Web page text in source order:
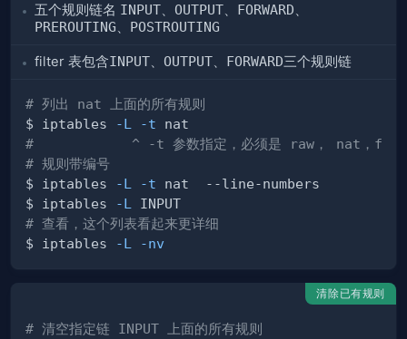
五个规则链名 INPUT、 OUTPUT、 FORWARD、
PREROUTING、 POSTROUTING
filter 表包含INPUT、 OUTPUT、 FORWARD三个规则链
# 列出 nat 上面的所有规则
$ iptables
-L -t
#            ^ -t 参数指定，必须是 raw， nat，filter
# 规则带编号
$ iptables
-L -t
$ iptables
-L
# 查看，这个列表看起来更详细
$ iptables
-L -nv
清除已有规则
# 清空指定链 INPUT 上面的所有规则